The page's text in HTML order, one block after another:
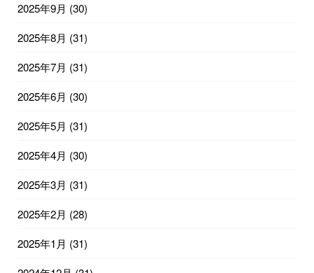
2025年9月 (30)
2025年8月 (31)
2025年7月 (31)
2025年6月 (30)
2025年5月 (31)
2025年4月 (30)
2025年3月 (31)
2025年2月 (28)
2025年1月 (31)